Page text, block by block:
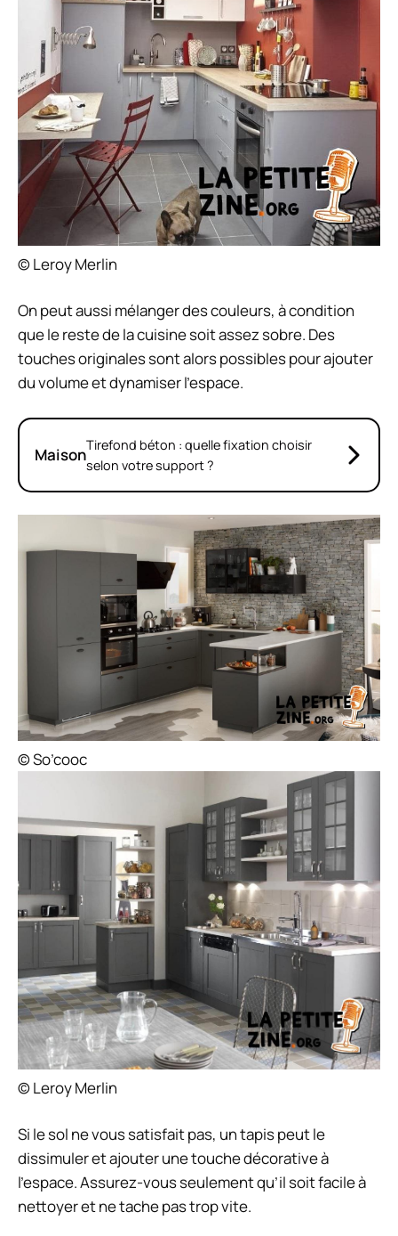
© Leroy Merlin
On peut aussi mélanger des couleurs, à condition
que le reste de la cuisine soit assez sobre. Des
touches originales sont alors possibles pour ajouter
du volume et dynamiser l’espace.
MaisonTirefond béton : quelle fixation choisir
selon votre support ?
© So’cooc
© Leroy Merlin
Si le sol ne vous satisfait pas, un tapis peut le
dissimuler et ajouter une touche décorative à
l’espace. Assurez-vous seulement qu’il soit facile à
nettoyer et ne tache pas trop vite.